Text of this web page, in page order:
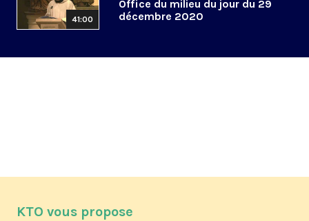
41:00
Office du milieu du jour du 29
décembre 2020
KTO vous propose